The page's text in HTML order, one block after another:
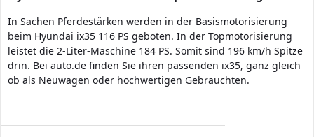
In Sachen Pferdestärken werden in der Basismotorisierung
beim Hyundai ix35 116 PS geboten. In der Topmotorisierung
leistet die 2-Liter-Maschine 184 PS. Somit sind 196 km/h Spitze
drin. Bei auto.de finden Sie ihren passenden ix35, ganz gleich
ob als Neuwagen oder hochwertigen Gebrauchten.